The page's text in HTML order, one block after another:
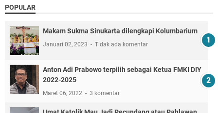
POPULAR
Makam Sukma Sinukarta dilengkapi Kolumbarium
Januari 02, 2023 Tidak ada komentar
Anton Adi Prabowo terpilih sebagai Ketua FMKI DIY
2022-2025
Maret 06, 2022 3 komentar